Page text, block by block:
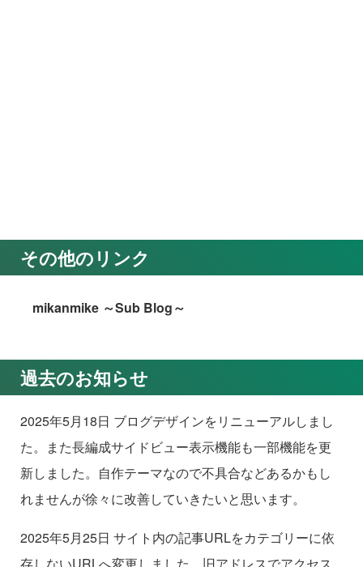
その他のリンク
mikanmike ～Sub Blog～
過去のお知らせ
2025年5月18日 ブログデザインをリニューアルしまし
た。また長編成サイドビュー表示機能も一部機能を更
新しました。自作テーマなので不具合などあるかもし
れませんが徐々に改善していきたいと思います。
2025年5月25日 サイト内の記事URLをカテゴリーに依
存しないURLへ変更しました。旧アドレスでアクセス